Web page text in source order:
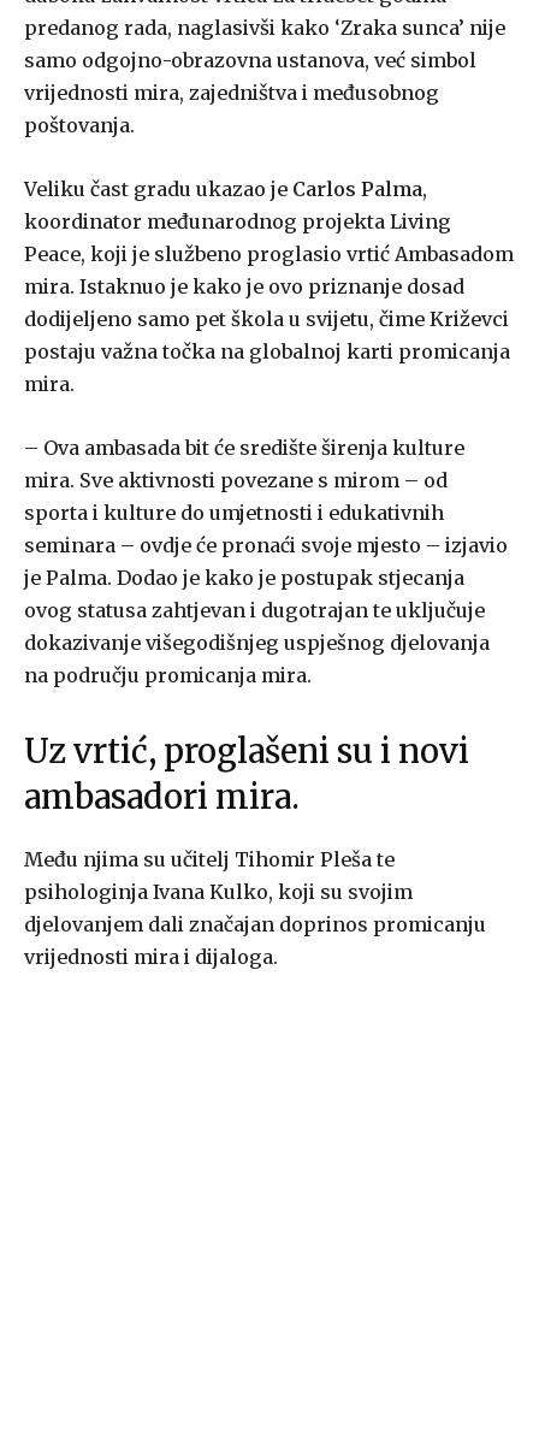
predanog rada, naglasivši kako ‘Zraka sunca’ nije
samo odgojno-obrazovna ustanova, već simbol
vrijednosti mira, zajedništva i međusobnog
poštovanja.
Veliku čast gradu ukazao je Carlos Palma,
koordinator međunarodnog projekta Living
Peace, koji je službeno proglasio vrtić Ambasadom
mira. Istaknuo je kako je ovo priznanje dosad
dodijeljeno samo pet škola u svijetu, čime Križevci
postaju važna točka na globalnoj karti promicanja
mira.
– Ova ambasada bit će središte širenja kulture
mira. Sve aktivnosti povezane s mirom – od
sporta i kulture do umjetnosti i edukativnih
seminara – ovdje će pronaći svoje mjesto – izjavio
je Palma. Dodao je kako je postupak stjecanja
ovog statusa zahtjevan i dugotrajan te uključuje
dokazivanje višegodišnjeg uspješnog djelovanja
na području promicanja mira.
Uz vrtić, proglašeni su i novi
ambasadori mira.
Među njima su učitelj Tihomir Pleša te
psihologinja Ivana Kulko, koji su svojim
djelovanjem dali značajan doprinos promicanju
vrijednosti mira i dijaloga.